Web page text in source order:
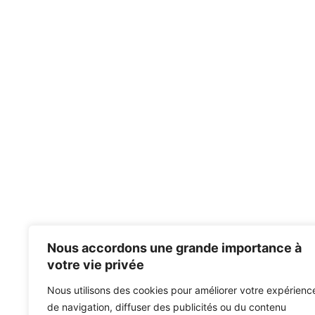
Nous accordons une grande importance à
votre vie privée
Nous utilisons des cookies pour améliorer votre
de navigation, diffuser des publicités ou du contenu